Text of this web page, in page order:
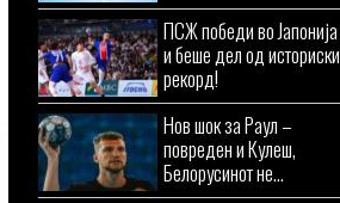
ПСЖ победи во Јапонија
и беше дел од историски
рекорд!
Нов шок за Раул –
повреден и Кулеш,
Белорусинот не...